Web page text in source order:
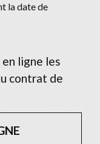
la date de
ligne les
contrat de